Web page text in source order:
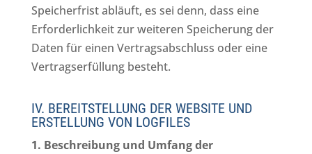
Speicherfrist abläuft, es sei denn, dass eine
Erforderlichkeit zur weiteren Speicherung der
Daten für einen Vertragsabschluss oder eine
Vertragserfüllung besteht.
IV. BEREITSTELLUNG DER WEBSITE UND
ERSTELLUNG VON LOGFILES
1. Beschreibung und Umfang der